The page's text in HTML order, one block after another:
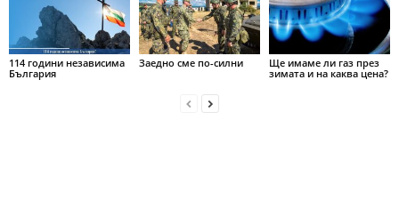
114 години независима
България
Заедно сме по-силни
Ще имаме ли газ през
зимата и на каква цена?